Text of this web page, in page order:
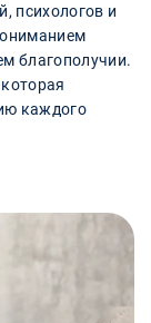
психологов и
благополучии.
каждого